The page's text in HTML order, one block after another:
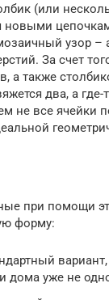
(или
новыми
узор –
За счет
а также
два, а где-
не все ячейки
при помощи
форму:
дома уже не